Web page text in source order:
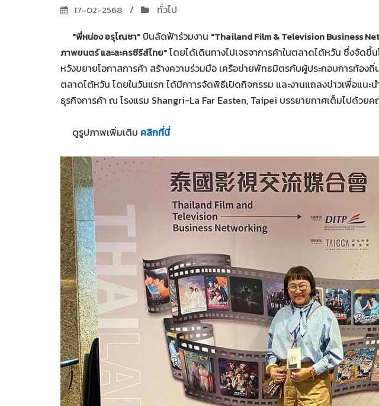
17-02-2568 ทั่วไป
"พี่หน่อง อรุโณชา" บินลัดฟ้าร่วมงาน "Thailand Film & Television Business
ภาพยนตร์ และละครซีรีส์ไทย"โดยได้เดินทางไปเจรจาการค้าในตลาดไต้หวัน ซึ่งจัดขึ้
หวังขยายโอกาสการค้า สร้างความร่วมมือ เครือข่ายพัทธมิตรกับผู้ประกอบการท้องถิ่
ตลาดไต้หวัน โดยในวันแรก ได้มีกาารจัดพิธีเปิดกิจกรรม และงานแถลงข่าวเพื่อแนะ
ธุรกิจการค้า ณ โรงแรม Shangri-La Far Easten, Taipei บรรยายกาศเต็มไปด้วย
ดูรูปภาพเพิ่มเติม คลิกที่นี่